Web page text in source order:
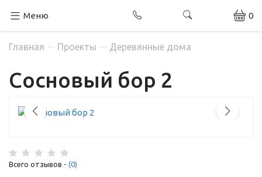
Меню 0
Главная Проекты Деревянные дома
Сосновый бор 2
Всего отзывов - (0)